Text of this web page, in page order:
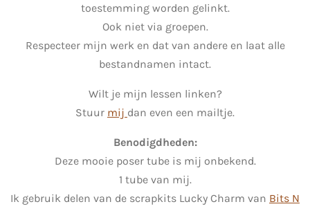
toestemming worden gelinkt.
Ook niet via groepen.
Respecteer mijn werk en dat van andere en laat alle
bestandnamen intact.
Wilt je mijn lessen linken?
Stuur mij dan even een mailtje.
Benodigdheden:
Deze mooie poser tube is mij onbekend.
1 tube van mij.
Ik gebruik delen van de scrapkits Lucky Charm van Bits N